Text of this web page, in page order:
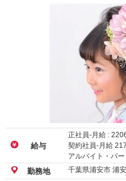
給与
正社員-月給 :
契約社員-月給
アルバイト・パ
勤務地 千葉県浦安市 浦